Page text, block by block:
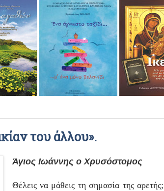
ΔΙΔΑΞΟΝ ΜΕ, ΚΥΡΙΕ
ΓΙΑ ΤΟΥΣ ΜΙΚΡΟΥΣ ΜΑΣ ΦΙΛΟΥΣ
ΡΑΔΙΟΦΩΝΙΚΕΣ ΕΚΠΟΜΠΕΣ
ΒΙΝΤΕΟ
του άλλου».
Άγιος Ιωάννης ο Χρυσόστομος
Θέλεις να μάθεις τη σημασία της αρετής;